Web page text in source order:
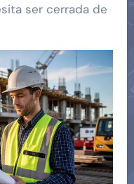
ser cerrada de